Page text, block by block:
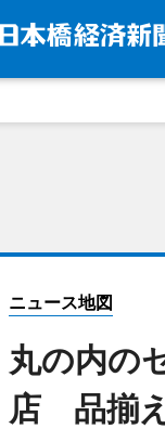
ニュース地図
丸の内の
店 品揃